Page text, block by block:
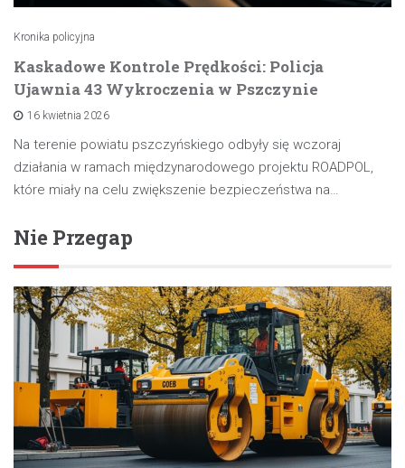
Kronika policyjna
Kaskadowe Kontrole Prędkości: Policja
Ujawnia 43 Wykroczenia w Pszczynie
16 kwietnia 2026
Na terenie powiatu pszczyńskiego odbyły się wczoraj
działania w ramach międzynarodowego projektu ROADPOL,
które miały na celu zwiększenie bezpieczeństwa na…
Nie Przegap